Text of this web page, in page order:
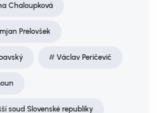
Chaloupková
Prelovšek
Václav Peričevič
soud Slovenské republiky